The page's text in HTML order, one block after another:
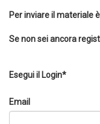
Per inviare il materiale
Se non sei ancora
Esegui il Login*
Email